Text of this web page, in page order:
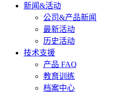
新闻&活动
公司&产品新闻
最新活动
历史活动
技术支援
产品 FAQ
教育训练
档案中心